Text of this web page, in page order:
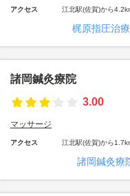
アクセス 江北駅(佐賀)から
梶原指圧治
諸岡鍼灸療院
3.00
マッサージ
アクセス 江北駅(佐賀)から
諸岡鍼灸療